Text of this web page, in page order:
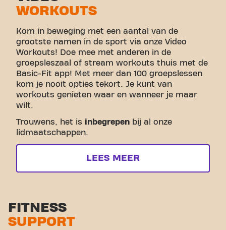
WORKOUTS
Kom in beweging met een aantal van de
grootste namen in de sport via onze Video
Workouts! Doe mee met anderen in de
groepsleszaal of stream workouts thuis met de
Basic-Fit app! Met meer dan 100 groepslessen
kom je nooit opties tekort. Je kunt van
workouts genieten waar en wanneer je maar
wilt.
Trouwens, het is inbegrepen bij al onze
lidmaatschappen.
LEES MEER
FITNESS
SUPPORT